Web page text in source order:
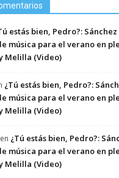
estás bien, Pedro?:
música para el verano en
Melilla (Video)
¿Tú estás bien, Pedro?:
música para el verano en
Melilla (Video)
en ¿Tú estás bien, Pedro?:
música para el verano en
Melilla (Video)